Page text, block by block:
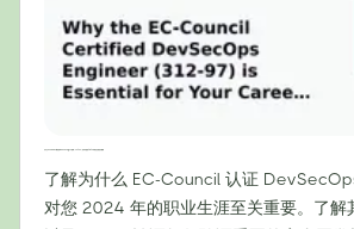
了解为什么 EC-Council 认证
对您 2024 年的职业生涯至关重要。了解